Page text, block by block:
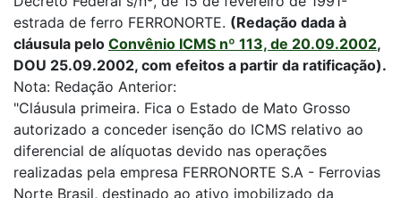
estrada de ferro FERRONORTE. (Redação dada à
cláusula pelo Convênio ICMS nº 113, de 20.09.2002,
DOU 25.09.2002, com efeitos a partir da ratificação).
Nota: Redação Anterior:
"Cláusula primeira. Fica o Estado de Mato Grosso
autorizado a conceder isenção do ICMS relativo ao
diferencial de alíquotas devido nas operações
realizadas pela empresa FERRONORTE S.A - Ferrovias
Norte Brasil, destinado ao ativo imobilizado da